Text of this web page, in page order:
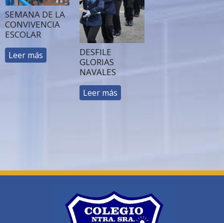
SEMANA DE LA
CONVIVENCIA
ESCOLAR
Leer más
DESFILE
GLORIAS
NAVALES
Leer más